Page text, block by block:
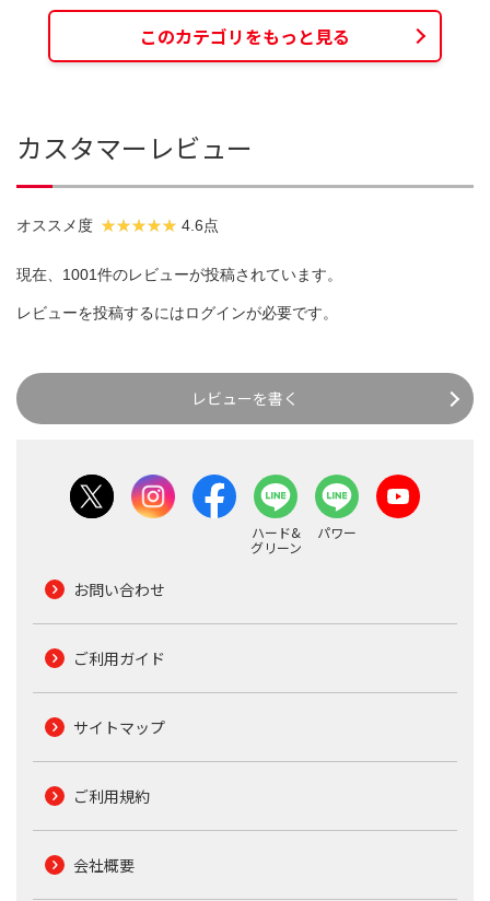
このカテゴリをもっと見る
カスタマーレビュー
オススメ度 4.6点
現在、1001件のレビューが投稿されています。
レビューを投稿するにはログインが必要です。
レビューを書く
ハード&
グリーン
パワー
お問い合わせ
ご利用ガイド
サイトマップ
ご利用規約
会社概要